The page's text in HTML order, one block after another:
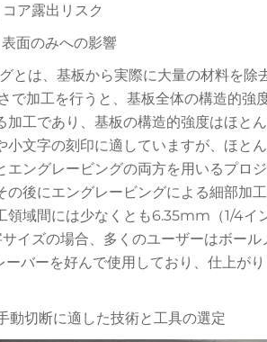
ア露出リスク
面のみへの影響
とは、基板から実際に大量の材料を除
加工を行うと、基板全体の構造的強
工であり、基板の構造的強度はほと
文字の刻印に適していますが、ほと
ングレービングの両方を用いるプロ
後にエングレービングによる細部加工
領域間には少なくとも6.35mm（1/4イ
イズの場合、多くのユーザーはボール
バーを好んで使用しており、仕上が
動切断に適した技術と工具の選定